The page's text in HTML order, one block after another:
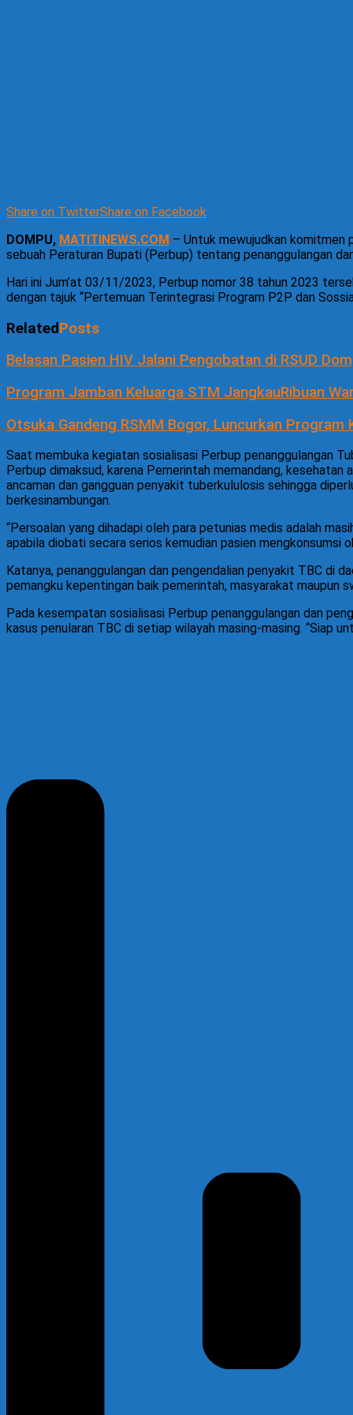
Share on TwitterShare on Facebook
DOMPU, MATITINEWS.COM – Untuk mewujudkan komitmen
sebuah Peraturan Bupati (Perbup) tentang penanggulangan
Hari ini Jum’at 03/11/2023, Perbup nomor 38 tahun 2023
dengan tajuk “Pertemuan Terintegrasi Program P2P dan
RelatedPosts
Belasan Pasien HIV Jalani Pengobatan di RSUD
Program Jamban Keluarga STM JangkauRibuan
Otsuka Gandeng RSMM Bogor, Luncurkan
Saat membuka kegiatan sosialisasi Perbup penanggulangan
Perbup dimaksud, karena Pemerintah memandang,
ancaman dan gangguan penyakit tuberkululosis sehingga
berkesinambungan.
“Persoalan yang dihadapi oleh para petunias medis adalah
apabila diobati secara serios kemudian pasien mengkonsumsi
Katanya, penanggulangan dan pengendalian penyakit TBC di
pemangku kepentingan baik pemerintah, masyarakat maupun
Pada kesempatan sosialisasi Perbup penanggulangan dan
kasus penularan TBC di setiap wilayah masing-masing. “Siap